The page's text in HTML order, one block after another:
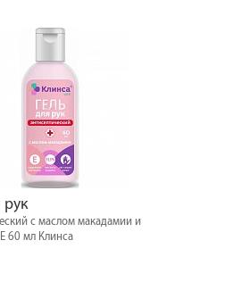
рук
с маслом макадамии и
60 мл Клинса